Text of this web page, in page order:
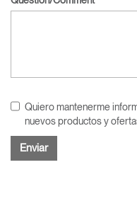
Quiero mantenerme
nuevos productos y